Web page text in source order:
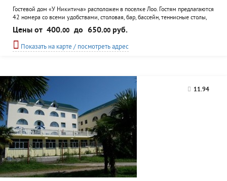
Гостевой дом «У Никитича» расположен в поселке Лоо. Гостям предлагаются
42 номера со всеми удобствами, столовая, бар, бассейн, теннисные столы,
караоке, зона отдыха с телевизором во дворе, а так же организация
экскурсий, рыбалки и морских прогулок.
Цены от 400.00 до 650.00 руб.
Показать на карте / посмотреть адрес
11.94